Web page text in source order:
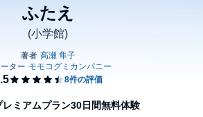
ふたえ
(小学館)
ミアムプラン30日間無料体験